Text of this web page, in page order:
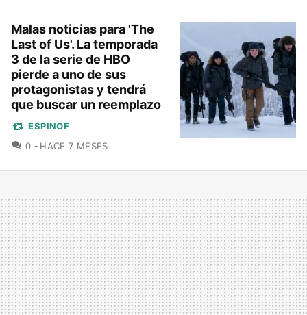
Malas noticias para 'The
Last of Us'. La temporada
3 de la serie de HBO
pierde a uno de sus
protagonistas y tendrá
que buscar un reemplazo
ESPINOF
0 COMENTARIOS
HACE 7 MESES